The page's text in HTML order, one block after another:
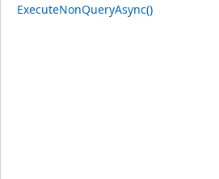
ExecuteNonQueryAsync()